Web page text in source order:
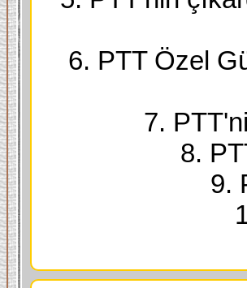
6. PTT Özel
7.
8.
9.